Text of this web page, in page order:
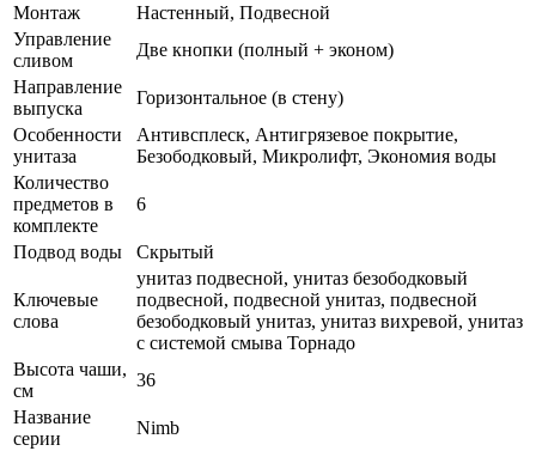
Монтаж
Настенный, Подвесной
Управление
сливом
Две кнопки (полный + эконом)
Направление
выпуска
Горизонтальное (в стену)
Особенности
унитаза
Антивсплеск, Антигрязевое покрытие,
Безободковый, Микролифт, Экономия воды
Количество
предметов в
комплекте
6
Подвод воды Скрытый
Ключевые
слова
унитаз подвесной, унитаз безободковый
подвесной, подвесной унитаз, подвесной
безободковый унитаз, унитаз вихревой, унитаз
с системой смыва Торнадо
Высота чаши,
см
36
Название
серии
Nimb